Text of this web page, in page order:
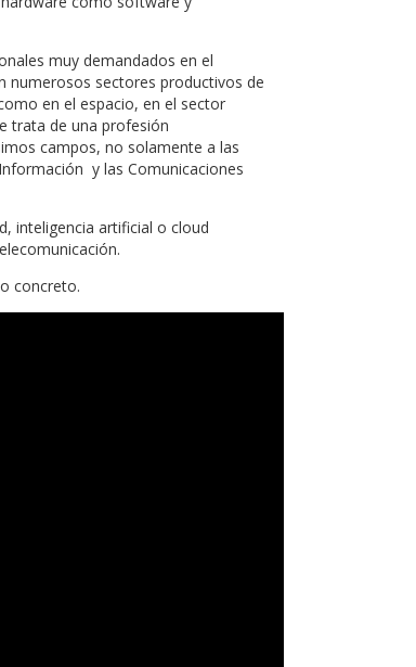
muy demandados en el
numerosos sectores productivos de
en el espacio, en el sector
trata de una profesión
campos, no solamente a las
y las Comunicaciones
inteligencia artificial o cloud
concreto.